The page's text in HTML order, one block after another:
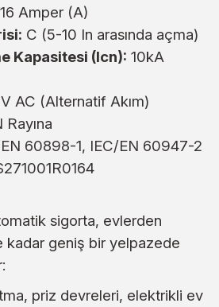
16 Amper (A)
C (5-10 In arasında açma)
Kapasitesi (Icn): 10kA
AC (Alternatif Akım)
Rayına
60898-1, IEC/EN 60947-2
sigorta, evlerden
kadar geniş bir yelpazede
priz devreleri, elektrikli ev